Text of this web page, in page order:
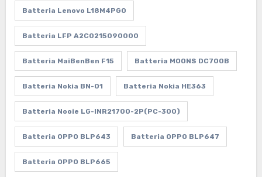
Batteria Lenovo L18M4PG0
Batteria LFP A2C0215090000
Batteria MaiBenBen F15 Batteria MOONS DC700B
Batteria Nokia BN-01 Batteria Nokia HE363
Batteria Nooie LG-INR21700-2P(PC-300)
Batteria OPPO BLP643 Batteria OPPO BLP647
Batteria OPPO BLP665